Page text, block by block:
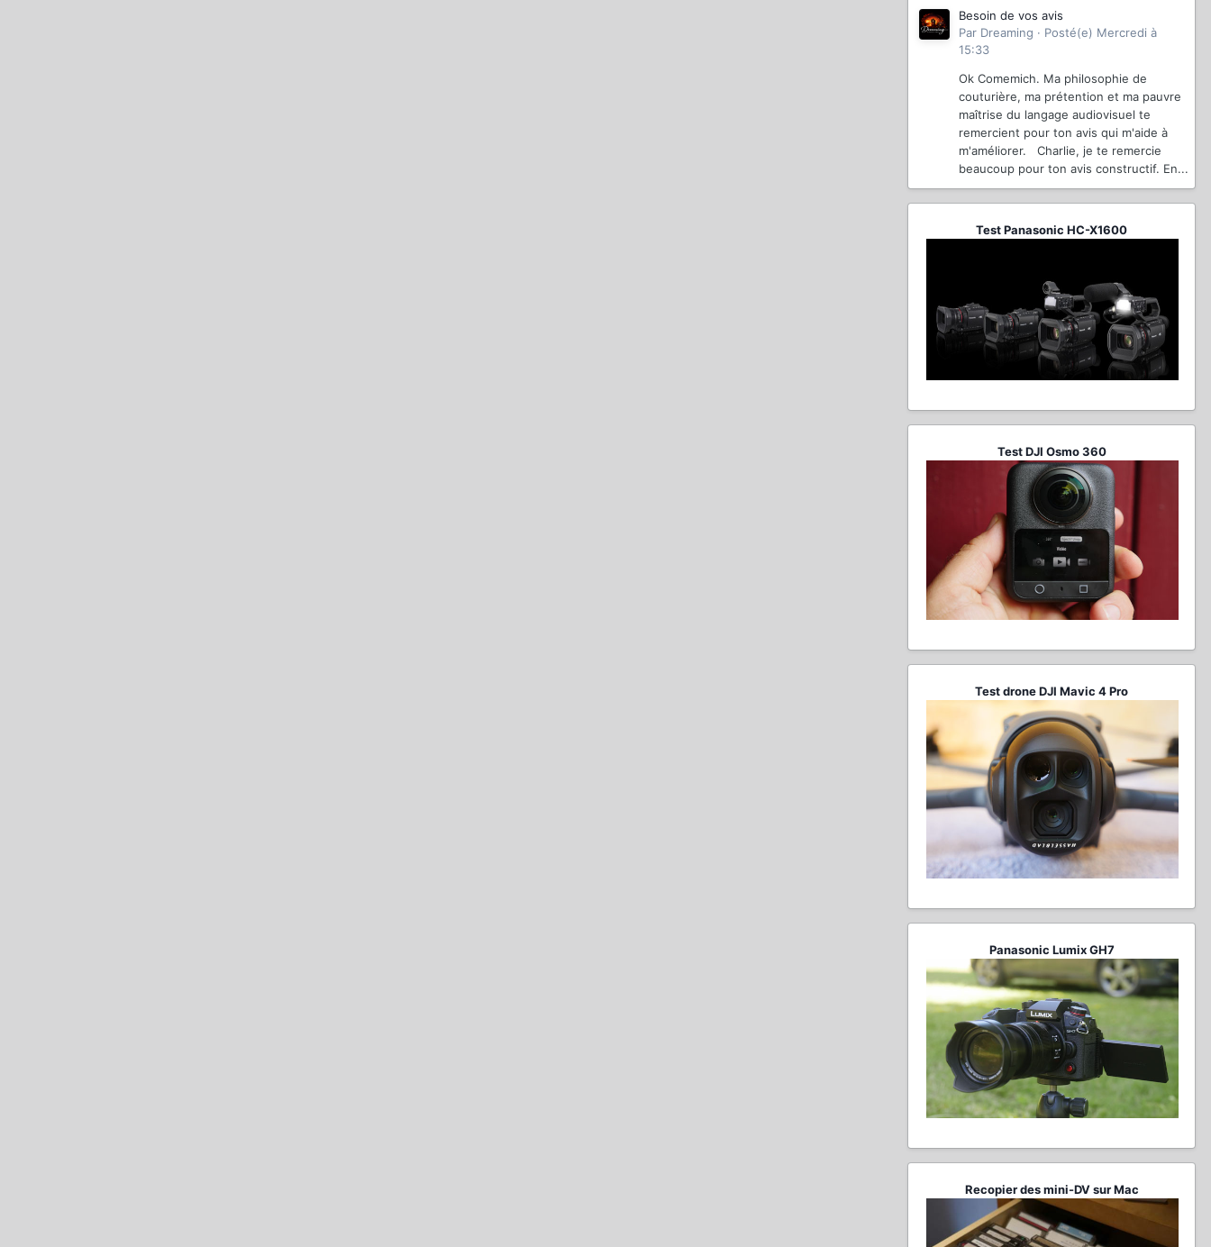
Besoin de vos avis
Par Dreaming · Posté(e) Mercredi à
15:33
Ok Comemich. Ma philosophie de
couturière, ma prétention et ma pauvre
maîtrise du langage audiovisuel te
remercient pour ton avis qui m'aide à
m'améliorer. Charlie, je te remercie
beaucoup pour ton avis constructif. En...
Test Panasonic HC-X1600
Test DJI Osmo 360
Test drone DJI Mavic 4 Pro
Panasonic Lumix GH7
Recopier des mini-DV sur Mac